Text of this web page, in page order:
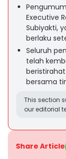
Executive
Subiyakti,
berlaku
Seluruh
telah
bersama
This section
our editorial
Share Article